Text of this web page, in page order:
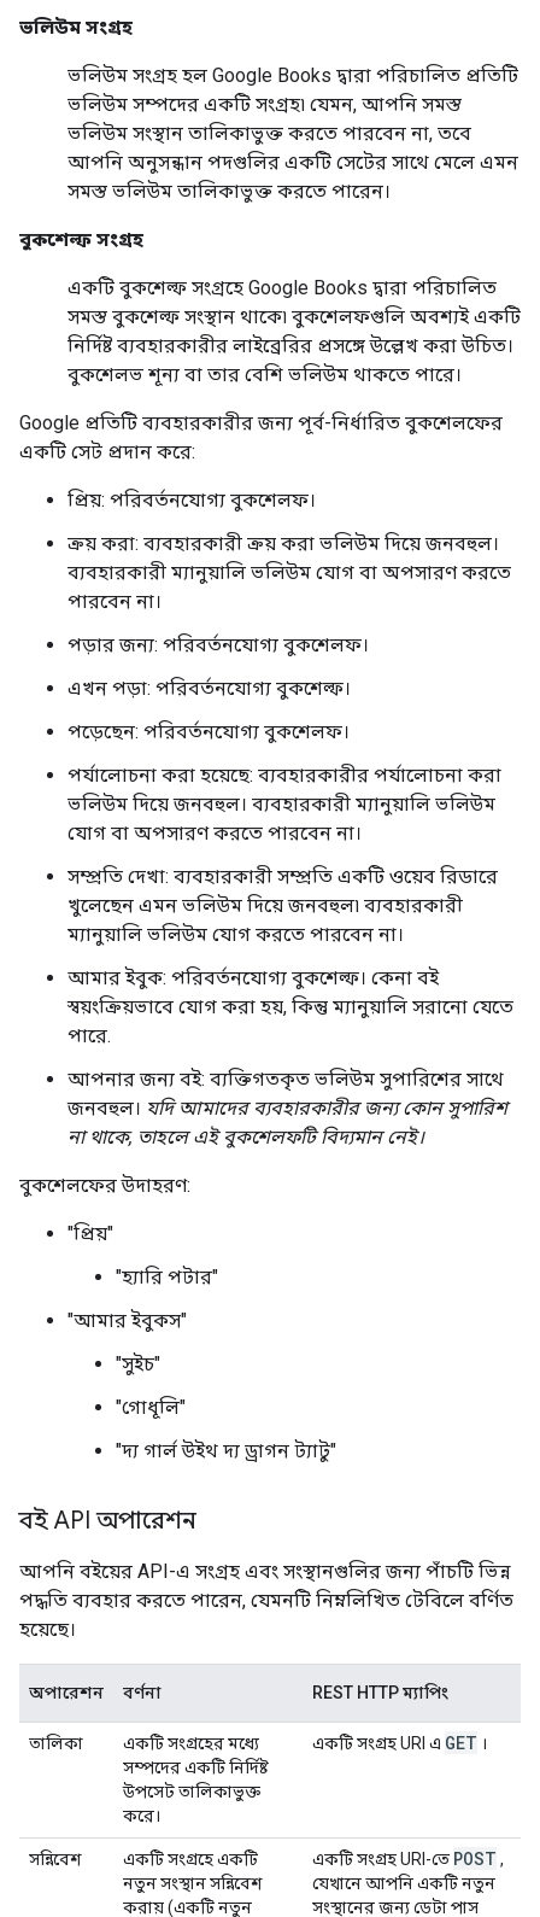
ভলিউম সংগ্রহ
ভলিউম সংগ্রহ হল Google Books দ্বারা পরিচালিত প্রতিটি
ভলিউম সম্পদের একটি সংগ্রহ৷ যেমন, আপনি সমস্ত
ভলিউম সংস্থান তালিকাভুক্ত করতে পারবেন না, তবে
আপনি অনুসন্ধান পদগুলির একটি সেটের সাথে মেলে এমন
সমস্ত ভলিউম তালিকাভুক্ত করতে পারেন।
বুকশেল্ফ সংগ্রহ
একটি বুকশেল্ফ সংগ্রহে Google Books দ্বারা পরিচালিত
সমস্ত বুকশেল্ফ সংস্থান থাকে৷ বুকশেলফগুলি অবশ্যই একটি
নির্দিষ্ট ব্যবহারকারীর লাইব্রেরির প্রসঙ্গে উল্লেখ করা উচিত।
বুকশেলভ শূন্য বা তার বেশি ভলিউম থাকতে পারে।
Google প্রতিটি ব্যবহারকারীর জন্য পূর্ব-নির্ধারিত বুকশেলফের
একটি সেট প্রদান করে:
প্রিয়: পরিবর্তনযোগ্য বুকশেলফ।
ক্রয় করা: ব্যবহারকারী ক্রয় করা ভলিউম দিয়ে জনবহুল।
ব্যবহারকারী ম্যানুয়ালি ভলিউম যোগ বা অপসারণ করতে
পারবেন না।
পড়ার জন্য: পরিবর্তনযোগ্য বুকশেলফ।
এখন পড়া: পরিবর্তনযোগ্য বুকশেল্ফ।
পড়েছেন: পরিবর্তনযোগ্য বুকশেলফ।
পর্যালোচনা করা হয়েছে: ব্যবহারকারীর পর্যালোচনা করা
ভলিউম দিয়ে জনবহুল। ব্যবহারকারী ম্যানুয়ালি ভলিউম
যোগ বা অপসারণ করতে পারবেন না।
সম্প্রতি দেখা: ব্যবহারকারী সম্প্রতি একটি ওয়েব রিডারে
খুলেছেন এমন ভলিউম দিয়ে জনবহুল৷ ব্যবহারকারী
ম্যানুয়ালি ভলিউম যোগ করতে পারবেন না।
আমার ইবুক: পরিবর্তনযোগ্য বুকশেল্ফ। কেনা বই
স্বয়ংক্রিয়ভাবে যোগ করা হয়, কিন্তু ম্যানুয়ালি সরানো যেতে
পারে.
আপনার জন্য বই: ব্যক্তিগতকৃত ভলিউম সুপারিশের সাথে
জনবহুল। যদি আমাদের ব্যবহারকারীর জন্য কোন সুপারিশ
না থাকে, তাহলে এই বুকশেলফটি বিদ্যমান নেই।
বুকশেলফের উদাহরণ:
"প্রিয়"
"হ্যারি পটার"
"আমার ইবুকস"
"সুইচ"
"গোধূলি"
"দ্য গার্ল উইথ দ্য ড্রাগন ট্যাটু"
বই API অপারেশন
আপনি বইয়ের API-এ সংগ্রহ এবং সংস্থানগুলির জন্য পাঁচটি ভিন্ন
পদ্ধতি ব্যবহার করতে পারেন, যেমনটি নিম্নলিখিত টেবিলে বর্ণিত
হয়েছে।
অপারেশন বর্ণনা REST HTTP ম্যাপিং
তালিকা
একটি সংগ্রহের মধ্যে
সম্পদের একটি নির্দিষ্ট
উপসেট তালিকাভুক্ত
করে।
একটি সংগ্রহ URI এ GET ।
সন্নিবেশ
একটি সংগ্রহে একটি
নতুন সংস্থান সন্নিবেশ
করায় (একটি নতুন
একটি সংগ্রহ URI-তে POST ,
যেখানে আপনি একটি নতুন
সংস্থানের জন্য ডেটা পাস